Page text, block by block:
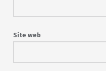
Site web